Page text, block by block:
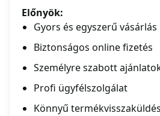
Előnyök:
Gyors és egyszerű vásárlás
Biztonságos online fizetés
Személyre szabott
Profi ügyfélszolgálat
Könnyű termékvisszaküldés